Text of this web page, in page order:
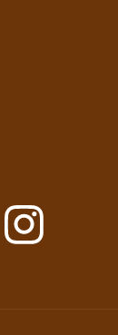
Instagram